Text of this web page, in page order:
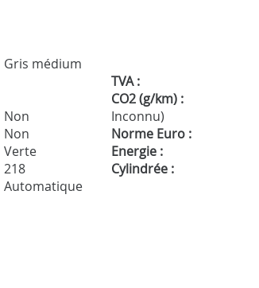
Gris médium
TVA :
Non
CO2 (g/km) :
Inconnu)
Non Norme Euro :
Verte Energie :
218 Cylindrée :
Automatique